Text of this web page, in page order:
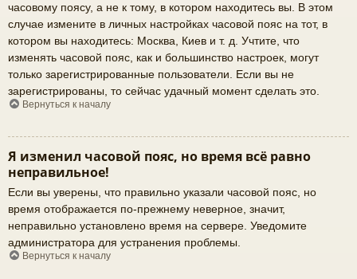
часовому поясу, а не к тому, в котором находитесь вы. В этом
случае измените в личных настройках часовой пояс на тот, в
котором вы находитесь: Москва, Киев и т. д. Учтите, что
изменять часовой пояс, как и большинство настроек, могут
только зарегистрированные пользователи. Если вы не
зарегистрированы, то сейчас удачный момент сделать это.
Вернуться к началу
Я изменил часовой пояс, но время всё равно
неправильное!
Если вы уверены, что правильно указали часовой пояс, но
время отображается по-прежнему неверное, значит,
неправильно установлено время на сервере. Уведомите
администратора для устранения проблемы.
Вернуться к началу